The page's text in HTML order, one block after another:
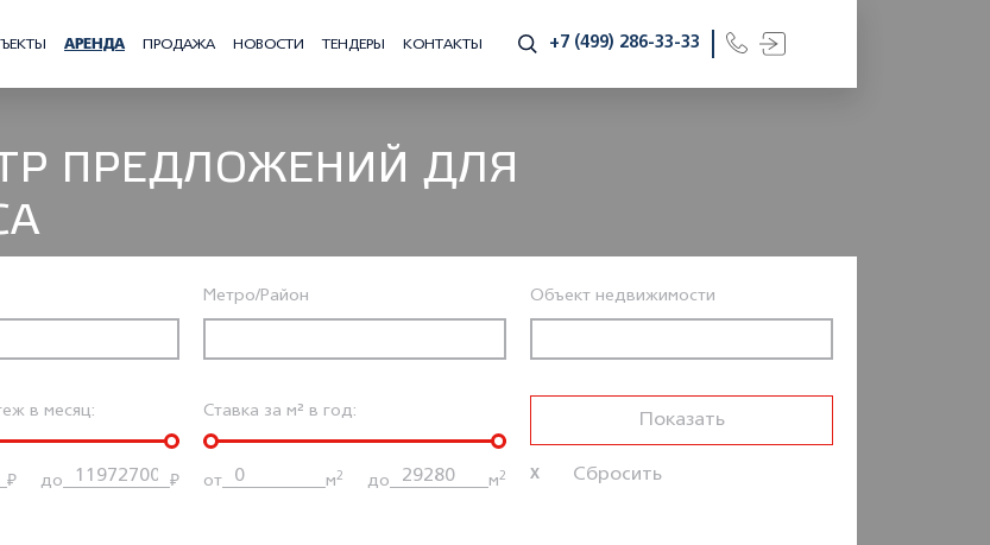
АРЕНДА ПРОДАЖА НОВОСТИ ТЕНДЕРЫ КОНТАКТЫ +7 (499) 286-33-33
ПРЕДЛОЖЕНИЙ ДЛЯ
Метро/Район Объект недвижимости
в месяц:
₽ до ₽
Ставка за м² в год:
от м 2 до м 2